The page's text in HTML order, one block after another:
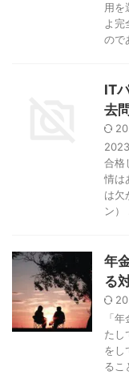
用を
よ完
ので
IT
去
合格
情は
は欠
ン）
年
る
「
たし
をし
るこ